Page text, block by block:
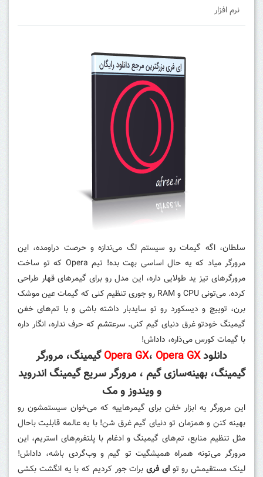
نرم افزار
سلطان، اگه گیمات رو سیستم لگ می‌ندازه و حرصت دراومده، این
مرورگر میاد که یه حال اساسی بهت بده! تیم Opera که تو ساخت
مرورگرهای تیز ید طولایی داره، این مدل رو برای گیمرهای قهار طراحی
کرده. می‌تونی CPU و RAM رو جوری تنظیم کنی که گیمات عین موشک
برن، توییچ و دیسکورد رو تو سایدبار داشته باشی و با تم‌های خفن
گیمینگ خودتو غرق دنیای گیم کنی. سرعتشم که حرف نداره، انگار داره
با گیمات کورس می‌ذاره، داداش!
دانلود Opera GX، Opera GX
گیمینگ، مرورگر
گیمینگ، بهینه‌سازی گیم ، مرورگر سریع گیمینگ اندروید
و ویندوز و مک
این مرورگر یه ابزار خفن برای گیمرهاییه که می‌خوان سیستمشون رو
بهینه کنن و همزمان تو دنیای گیم غرق شن! با یه عالمه قابلیت باحال
مثل تنظیم منابع، تم‌های گیمینگ و ادغام با پلتفرم‌های استریم، این
مرورگر می‌تونه همراه همیشگیت تو گیم و وب‌گردی باشه، داداش!
لینک مستقیمش رو توای فریبرات جور کردیم که با یه انگشت بکشی